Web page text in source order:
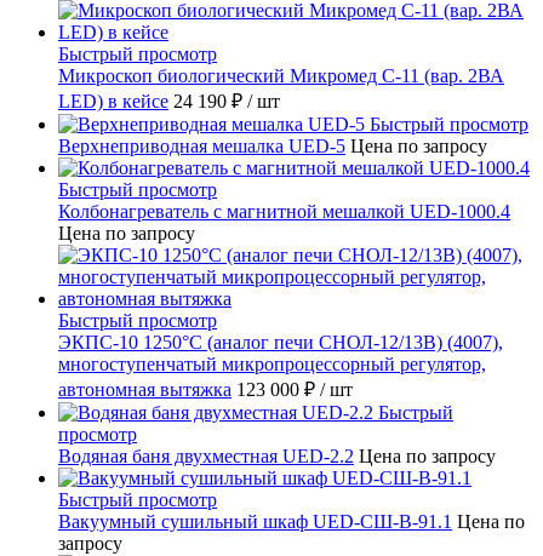
Быстрый просмотр
Микроскоп биологический Микромед С-11 (вар. 2ВА
LED) в кейсе 24 190 ₽ / шт
Быстрый просмотр
Верхнеприводная мешалка UED-5 Цена по запросу
Быстрый просмотр
Колбонагреватель с магнитной мешалкой UED-1000.4
Цена по запросу
Быстрый просмотр
ЭКПС-10 1250°С (аналог печи СНОЛ-12/13В) (4007),
многоступенчатый микропроцессорный регулятор,
автономная вытяжка 123 000 ₽ / шт
Быстрый
просмотр
Водяная баня двухместная UED-2.2 Цена по запросу
Быстрый просмотр
Вакуумный сушильный шкаф UED-СШ-В-91.1 Цена по
запросу